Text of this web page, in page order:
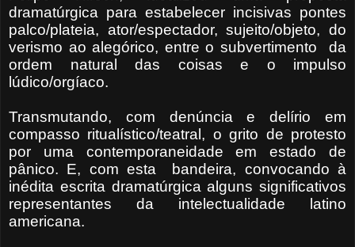
dramatúrgica para estabelecer incisivas pontes
palco/plateia, ator/espectador, sujeito/objeto, do
verismo ao alegórico, entre o subvertimento
da
ordem natural das coisas e o impulso
lúdico/orgíaco.
Transmutando, com denúncia e delírio em
compasso ritualístico/teatral, o grito de protesto
por uma contemporaneidade em estado de
pânico. E, com esta
bandeira, convocando à
inédita escrita dramatúrgica alguns significativos
representantes da intelectualidade latino
americana.